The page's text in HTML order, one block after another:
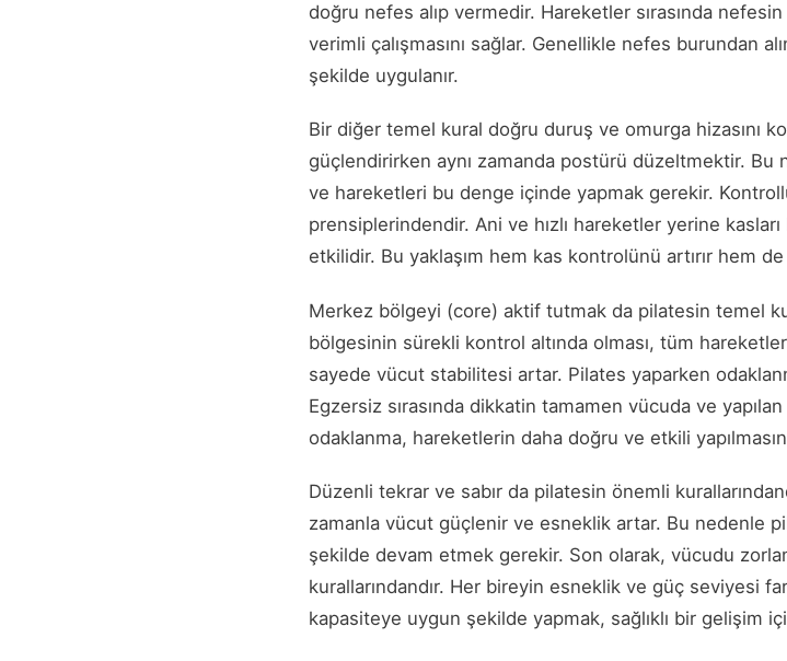
doğru nefes alıp vermedir. Hareketler sırasında
verimli çalışmasını sağlar. Genellikle nefes burundan
şekilde uygulanır.
Bir diğer temel kural doğru duruş ve omurga hizasını
güçlendirirken aynı zamanda postürü düzeltmektir. Bu
ve hareketleri bu denge içinde yapmak gerekir.
prensiplerindendir. Ani ve hızlı hareketler yerine
etkilidir. Bu yaklaşım hem kas kontrolünü artırır hem
Merkez bölgeyi (core) aktif tutmak da pilatesin temel
bölgesinin sürekli kontrol altında olması, tüm
sayede vücut stabilitesi artar. Pilates yaparken
Egzersiz sırasında dikkatin tamamen vücuda ve
odaklanma, hareketlerin daha doğru ve etkili
Düzenli tekrar ve sabır da pilatesin önemli
zamanla vücut güçlenir ve esneklik artar. Bu nedenle
şekilde devam etmek gerekir. Son olarak, vücudu
kurallarındandır. Her bireyin esneklik ve güç seviyesi
kapasiteye uygun şekilde yapmak, sağlıklı bir gelişim